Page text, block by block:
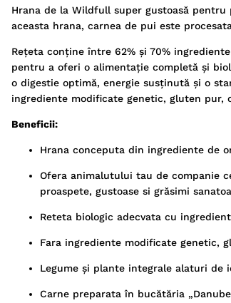
Hrana de la Wildfull super gustoasă
aceasta hrana, carnea de pui este
Rețeta conține între 62% și 70%
pentru a oferi o alimentație completă și
o digestie optimă, energie susținută și o
ingrediente modificate genetic, gluten
Beneficii:
Hrana conceputa din ingrediente de
Ofera animalutului tau de companie
proaspete, gustoase si grăsimi
Reteta biologic adecvata cu
Fara ingrediente modificate genetic,
Legume și plante integrale alaturi
Carne preparata în bucătăria